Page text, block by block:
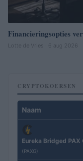
Financieringsopties
Lotte de Vries · 6 aug 2026
CRYPTOKOERSEN
Naam
Eureka Bridged PAX
(PAXG)